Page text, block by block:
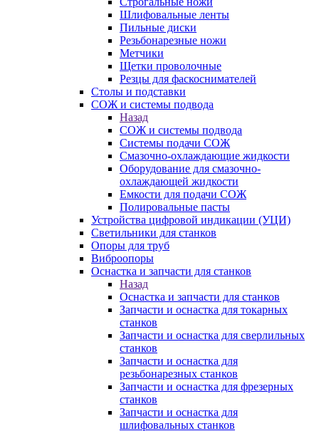
Шлифовальные ленты
Пильные диски
Резьбонарезные ножи
Метчики
Щетки проволочные
Резцы для фаскоснимателей
Столы и подставки
СОЖ и системы подвода
Назад
СОЖ и системы подвода
Системы подачи СОЖ
Смазочно-охлаждающие жидкости
Оборудование для смазочно-
охлаждающей жидкости
Емкости для подачи СОЖ
Полировальные пасты
Устройства цифровой индикации (УЦИ)
Светильники для станков
Опоры для труб
Виброопоры
Оснастка и запчасти для станков
Назад
Оснастка и запчасти для станков
Запчасти и оснастка для токарных
станков
Запчасти и оснастка для сверлильных
станков
Запчасти и оснастка для
резьбонарезных станков
Запчасти и оснастка для фрезерных
станков
Запчасти и оснастка для
шлифовальных станков